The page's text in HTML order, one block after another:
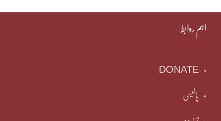
اہم روابط
DONATE
پالیسی